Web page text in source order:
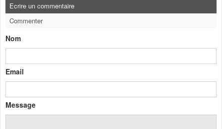
Ecrire un commentaire
Commenter
Nom
Email
Message